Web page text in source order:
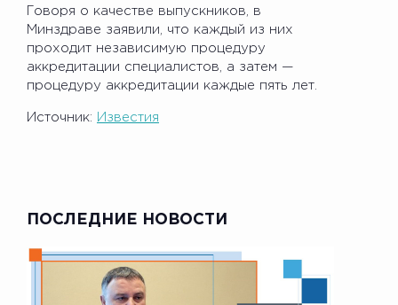
Говоря о качестве выпускников, в
Минздраве заявили, что каждый из них
проходит независимую процедуру
аккредитации специалистов, а затем —
процедуру аккредитации каждые пять лет.
Источник: Известия
ПОСЛЕДНИЕ НОВОСТИ